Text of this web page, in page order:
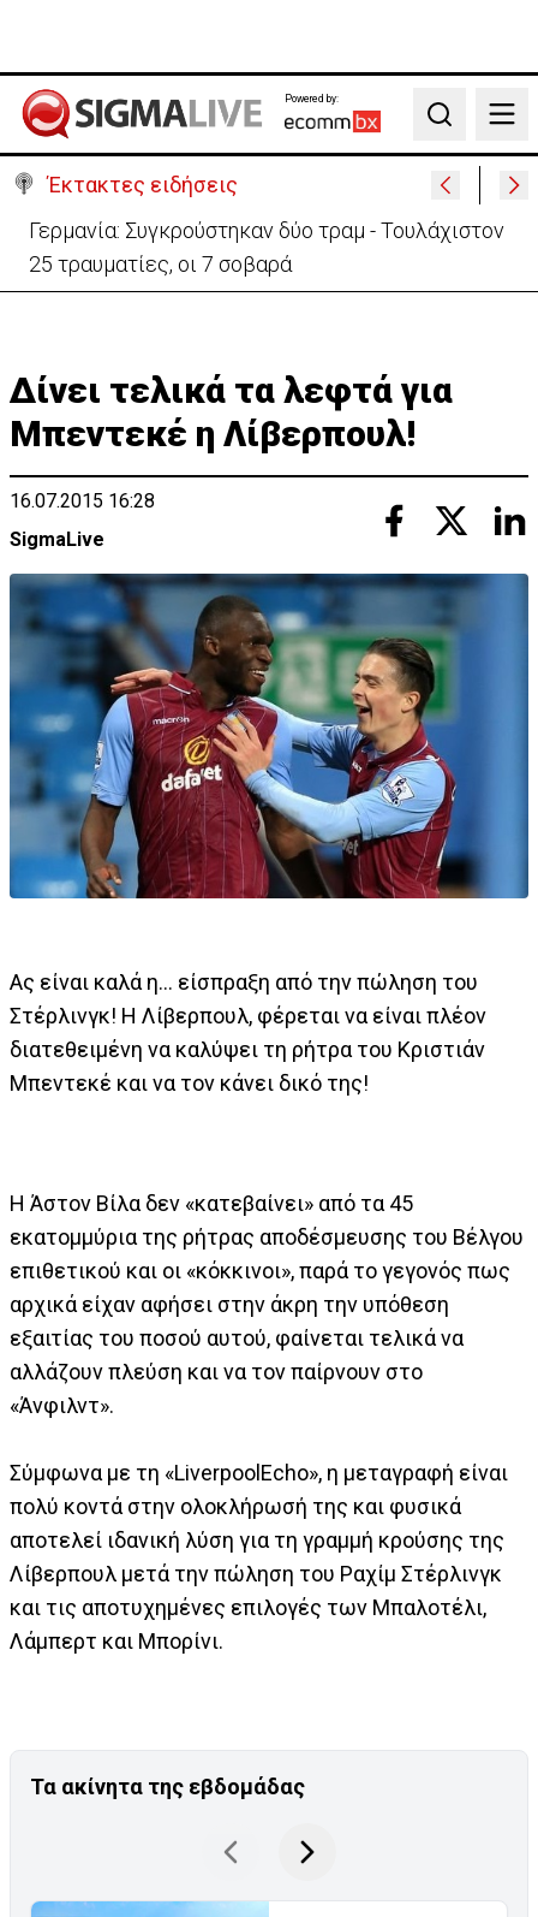
Powered by:
Search
Έκτακτες ειδήσεις
Αυτά είναι τα νέα Διοικητικά Συμβούλια των
Ημικρατικών Οργανισμών
Δίνει τελικά τα λεφτά για
Μπεντεκέ η Λίβερπουλ!
16.07.2015 16:28
SigmaLive
Ας είναι καλά η... είσπραξη από την πώληση του
Στέρλινγκ! Η Λίβερπουλ, φέρεται να είναι πλέον
διατεθειμένη να καλύψει τη ρήτρα του Κριστιάν
Μπεντεκέ και να τον κάνει δικό της!
Η Άστον Βίλα δεν «κατεβαίνει» από τα 45
εκατομμύρια της ρήτρας αποδέσμευσης του Βέλγου
επιθετικού και οι «κόκκινοι», παρά το γεγονός πως
αρχικά είχαν αφήσει στην άκρη την υπόθεση
εξαιτίας του ποσού αυτού, φαίνεται τελικά να
αλλάζουν πλεύση και να τον παίρνουν στο
«Άνφιλντ».
Σύμφωνα με τη «LiverpoolEcho», η μεταγραφή είναι
πολύ κοντά στην ολοκλήρωσή της και φυσικά
αποτελεί ιδανική λύση για τη γραμμή κρούσης της
Λίβερπουλ μετά την πώληση του Ραχίμ Στέρλινγκ
και τις αποτυχημένες επιλογές των Μπαλοτέλι,
Λάμπερτ και Μπορίνι.
Τα ακίνητα της εβδομάδας